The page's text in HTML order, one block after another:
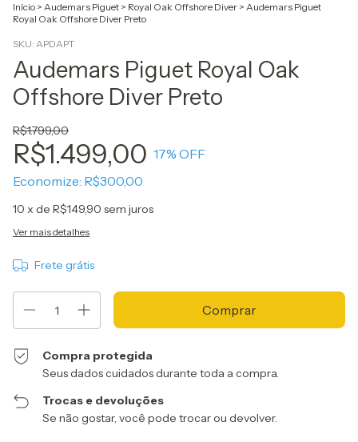
Início > Audemars Piguet > Royal Oak Offshore Diver > Audemars Piguet
Royal Oak Offshore Diver Preto
SKU: APDAPT
Audemars Piguet Royal Oak
Offshore Diver Preto
R$1.799,00
R$1.499,00 17% OFF
Economize: R$300,00
10 x de R$149,90 sem juros
Ver mais detalhes
Frete grátis
Compra protegida
Seus dados cuidados durante toda a compra.
Trocas e devoluções
Se não gostar, você pode trocar ou devolver.